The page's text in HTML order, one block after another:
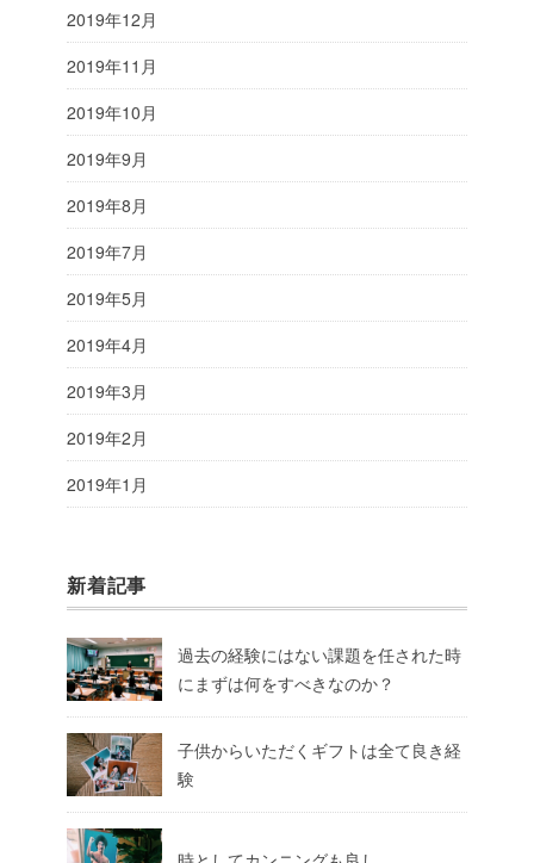
2019年12月
2019年11月
2019年10月
2019年9月
2019年8月
2019年7月
2019年5月
2019年4月
2019年3月
2019年2月
2019年1月
新着記事
過去の経験にはない課題を任された時
にまずは何をすべきなのか？
子供からいただくギフトは全て良き経
験